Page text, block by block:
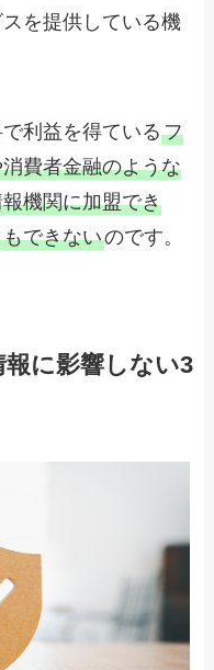
を提供している機
利益を得ているフ
費者金融のような
機関に加盟でき
できないのです。
に影響しない3